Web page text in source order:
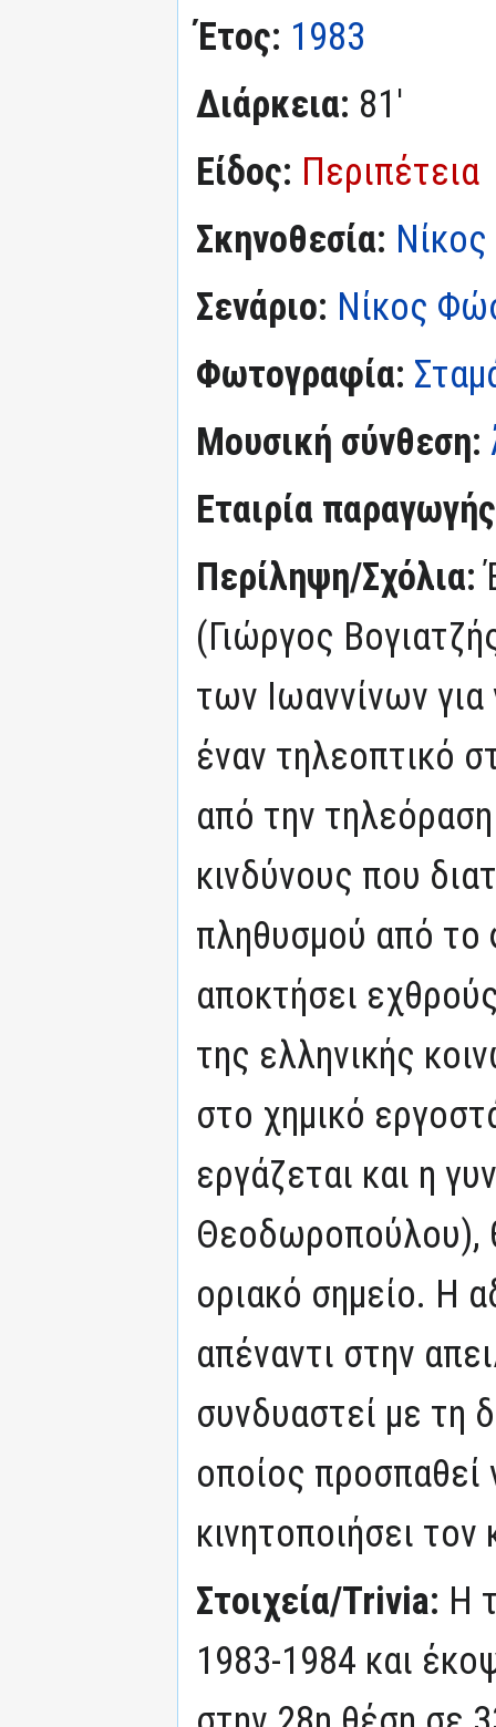
Έτος: 1983
Διάρκεια: 81'
Είδος: Περιπέτεια
Σκηνοθεσία:
Σενάριο: Νίκος
Φωτογραφία:
Μουσική σύνθεση:
Εταιρία
Περίληψη/Σχόλια:
(Γιώργος
των Ιωαννίνων για
έναν τηλεοπτικό
από την
κινδύνους που
πληθυσμού από το
αποκτήσει
της ελληνικής
στο χημικό
εργάζεται και η
Θεοδωροπούλου),
οριακό σημείο. Η
απέναντι στην
συνδυαστεί με τη
οποίος προσπαθεί
κινητοποιήσει
Στοιχεία/Trivia: Η
1983-1984 και